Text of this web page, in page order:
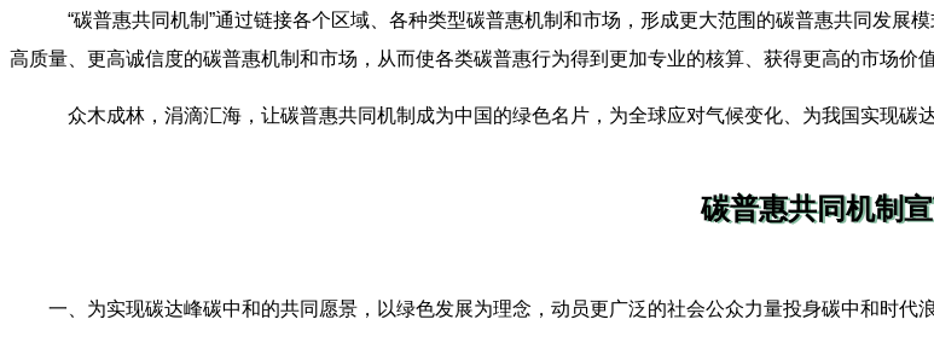
“碳普惠共同机制”通过链接各个区域、各种类型碳普惠机制和市场，形成更大范围的碳普惠共同发展
高质量、更高诚信度的碳普惠机制和市场，从而使各类碳普惠行为得到更加专业的核算、获得更高的市场价值
众木成林，涓滴汇海，让碳普惠共同机制成为中国的绿色名片，为全球应对气候变化、为我国实现碳
碳普惠共同机制
一、为实现碳达峰碳中和的共同愿景，以绿色发展为理念，动员更广泛的社会公众力量投身碳中和时代浪